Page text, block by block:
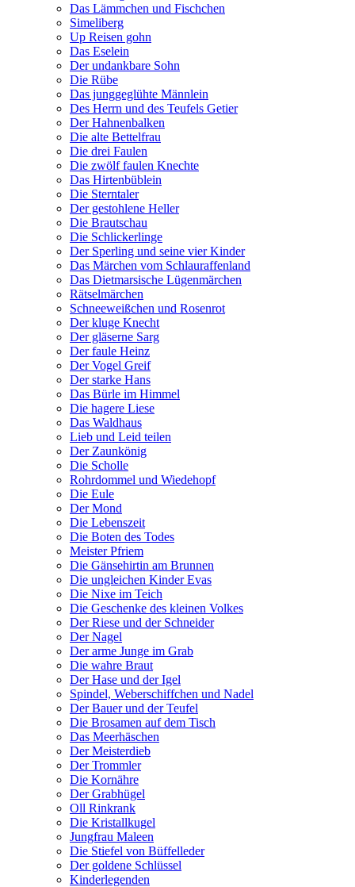
Das Lämmchen und Fischchen
Simeliberg
Up Reisen gohn
Das Eselein
Der undankbare Sohn
Die Rübe
Das junggeglühte Männlein
Des Herrn und des Teufels Getier
Der Hahnenbalken
Die alte Bettelfrau
Die drei Faulen
Die zwölf faulen Knechte
Das Hirtenbüblein
Die Sterntaler
Der gestohlene Heller
Die Brautschau
Die Schlickerlinge
Der Sperling und seine vier Kinder
Das Märchen vom Schlauraffenland
Das Dietmarsische Lügenmärchen
Rätselmärchen
Schneeweißchen und Rosenrot
Der kluge Knecht
Der gläserne Sarg
Der faule Heinz
Der Vogel Greif
Der starke Hans
Das Bürle im Himmel
Die hagere Liese
Das Waldhaus
Lieb und Leid teilen
Der Zaunkönig
Die Scholle
Rohrdommel und Wiedehopf
Die Eule
Der Mond
Die Lebenszeit
Die Boten des Todes
Meister Pfriem
Die Gänsehirtin am Brunnen
Die ungleichen Kinder Evas
Die Nixe im Teich
Die Geschenke des kleinen Volkes
Der Riese und der Schneider
Der Nagel
Der arme Junge im Grab
Die wahre Braut
Der Hase und der Igel
Spindel, Weberschiffchen und Nadel
Der Bauer und der Teufel
Die Brosamen auf dem Tisch
Das Meerhäschen
Der Meisterdieb
Der Trommler
Die Kornähre
Der Grabhügel
Oll Rinkrank
Die Kristallkugel
Jungfrau Maleen
Die Stiefel von Büffelleder
Der goldene Schlüssel
Kinderlegenden